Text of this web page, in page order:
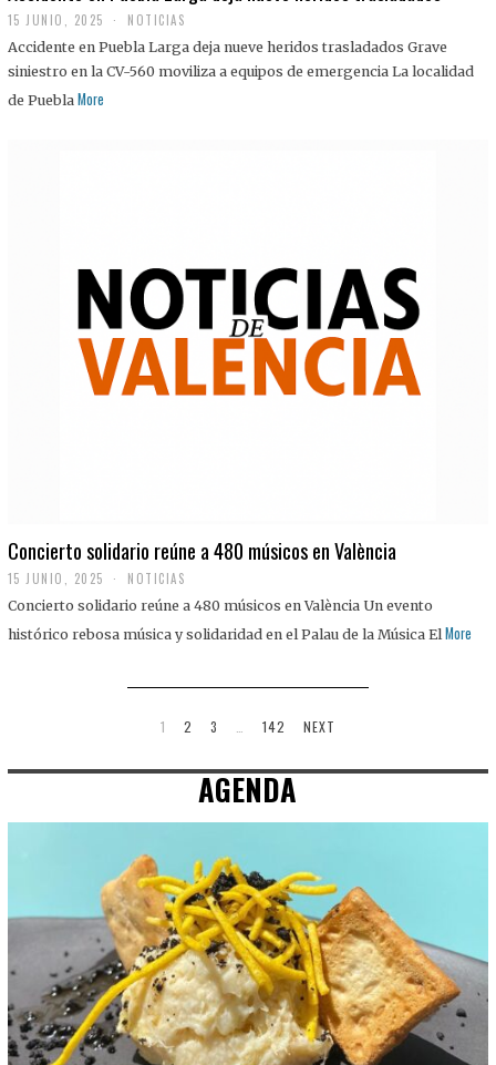
15 JUNIO, 2025 NOTICIAS
Accidente en Puebla Larga deja nueve heridos trasladados Grave
siniestro en la CV-560 moviliza a equipos de emergencia La localidad
de Puebla More
Concierto solidario reúne a 480 músicos en València
15 JUNIO, 2025 NOTICIAS
Concierto solidario reúne a 480 músicos en València Un evento
histórico rebosa música y solidaridad en el Palau de la Música El More
1 2 3 142 NEXT
AGENDA